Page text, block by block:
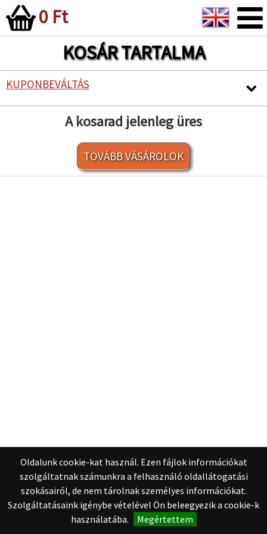
Oldalunk cookie-kat használ. Ezen fájlok információkat
szolgáltatnak számunkra a felhasználó oldallátogatási
szokásairól, de nem tárolnak személyes információkat.
Szolgáltatásaink igénybe vételével Ön beleegyezik a cookie-k
használatába.
Megértettem
0 Ft
KOSÁR TARTALMA
KUPONBEVÁLTÁS
A kosarad jelenleg üres
TOVÁBB VÁSÁROLOK